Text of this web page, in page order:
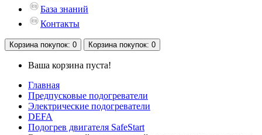
База знаний
Контакты
Корзина покупок: 0 Корзина покупок: 0
Ваша корзина пуста!
Главная
Предпусковые подогреватели
Электрические подогреватели
DEFA
Подогрев двигателя SafeStart